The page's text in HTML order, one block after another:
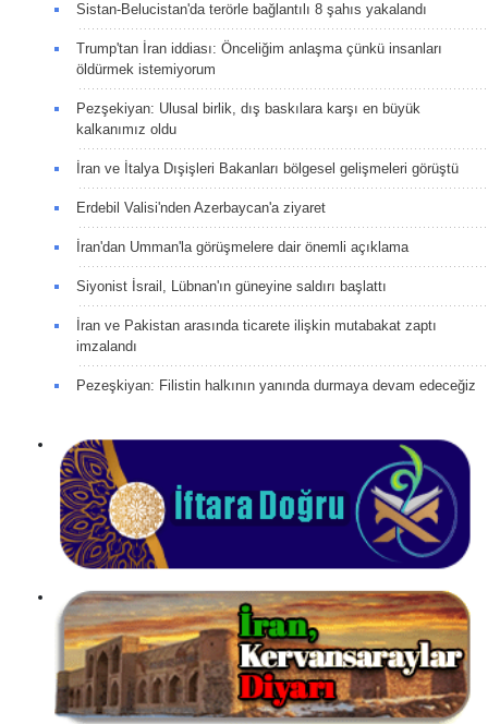
Sistan-Belucistan'da terörle bağlantılı 8 şahıs yakalandı
Trump'tan İran iddiası: Önceliğim anlaşma çünkü insanları
öldürmek istemiyorum
Pezşekiyan: Ulusal birlik, dış baskılara karşı en büyük
kalkanımız oldu
İran ve İtalya Dışişleri Bakanları bölgesel gelişmeleri görüştü
Erdebil Valisi'nden Azerbaycan'a ziyaret
İran'dan Umman'la görüşmelere dair önemli açıklama
Siyonist İsrail, Lübnan'ın güneyine saldırı başlattı
İran ve Pakistan arasında ticarete ilişkin mutabakat zaptı
imzalandı
Pezeşkiyan: Filistin halkının yanında durmaya devam edeceğiz